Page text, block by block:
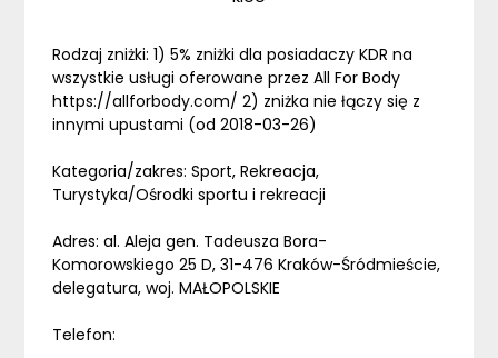
Rodzaj zniżki: 1) 5% zniżki dla posiadaczy KDR na
wszystkie usługi oferowane przez All For Body
https://allforbody.com/ 2) zniżka nie łączy się z
innymi upustami (od 2018-03-26)
Kategoria/zakres: Sport, Rekreacja,
Turystyka/Ośrodki sportu i rekreacji
Adres: al. Aleja gen. Tadeusza Bora-
Komorowskiego 25 D, 31-476 Kraków-Śródmieście,
delegatura, woj. MAŁOPOLSKIE
Telefon: